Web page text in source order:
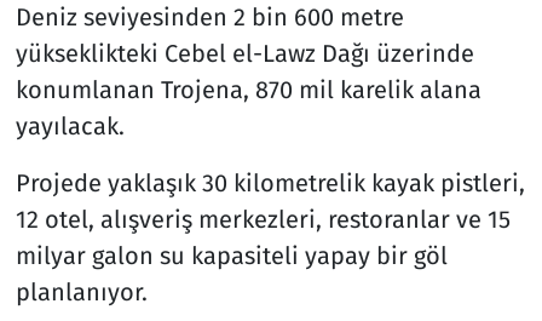
Deniz seviyesinden 2 bin 600 metre
yükseklikteki Cebel el-Lawz Dağı üzerinde
konumlanan Trojena, 870 mil karelik alana
yayılacak.
Projede yaklaşık 30 kilometrelik kayak pistleri,
12 otel, alışveriş merkezleri, restoranlar ve 15
milyar galon su kapasiteli yapay bir göl
planlanıyor.